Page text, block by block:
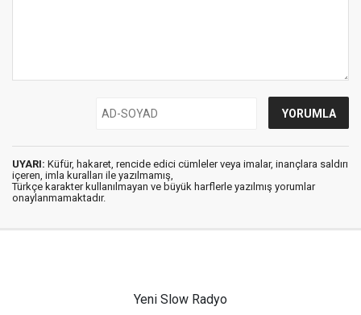
UYARI: Küfür, hakaret, rencide edici cümleler veya imalar, inançlara saldırı
içeren, imla kuralları ile yazılmamış,
Türkçe karakter kullanılmayan ve büyük harflerle yazılmış yorumlar
onaylanmamaktadır.
Yeni Slow Radyo